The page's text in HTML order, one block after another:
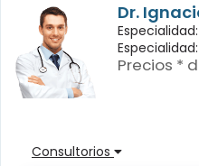
Dr.
Especialidad:
Precios *
Consultorios